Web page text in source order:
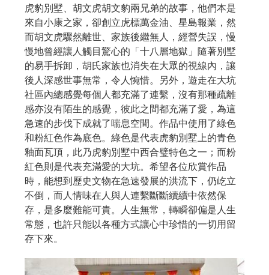
虎豹別墅、胡文虎胡文豹兩兄弟的故事，他們本是
來自小康之家，卻創立虎標萬金油、星島報業，然
而胡文虎驟然離世、家族後繼無人，經營失誤，慢
慢地曾經讓人觸目驚心的「十八層地獄」隨著別墅
的易手拆卸，胡氏家族也消失在大眾的視線內，讓
後人深感世事無常，令人惋惜。另外，遊走在大坑
社區內總感覺每個人都充滿了連繫，沒有那種疏離
感亦沒有陌生的感覺，彼此之間都充滿了愛，為這
急速的步伐下成就了喘息空間。作品中使用了綠色
和粉紅色作為底色。綠色是代表虎豹別墅上的青色
釉面瓦頂，此乃虎豹別墅中西合璧特色之一；而粉
紅色則是代表充滿愛的大坑。希望各位欣賞作品
時，能想到歷史文物在急速發展的洪流下，仍屹立
不倒，而人情味在人與人連繫斷斷續續中依然保
存，是多麼難能可貴。人生無常，轉瞬卻偏是人生
常態，也許只能以各種方式讓心中珍惜的一切用留
存下來。